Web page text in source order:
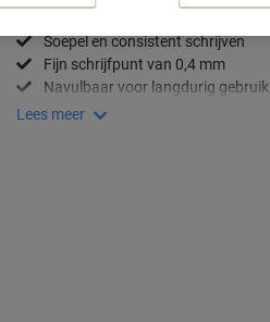
Soepel en consistent schrijven
Fijn schrijfpunt van 0,4 mm
Navulbaar voor langdurig gebruik
Lees meer